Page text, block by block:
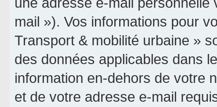
mail »). Vos informations pour
Transport & mobilité urbaine »
des données applicables dans
information en-dehors de votre
et de votre adresse e-mail